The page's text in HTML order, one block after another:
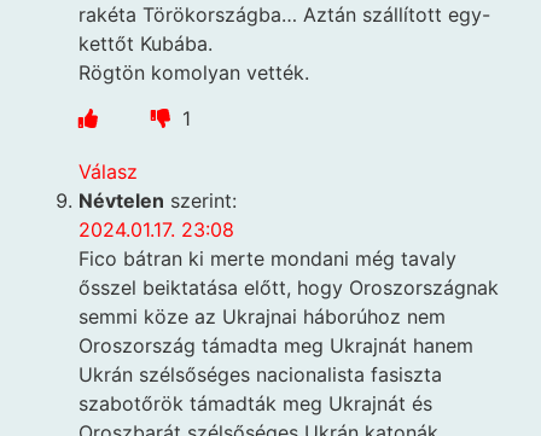
rakéta Törökországba… Aztán szállított egy-
kettőt Kubába.
Rögtön komolyan vették.
1
Válasz
Névtelen szerint:
2024.01.17. 23:08
Fico bátran ki merte mondani még tavaly
ősszel beiktatása előtt, hogy Oroszországnak
semmi köze az Ukrajnai háborúhoz nem
Oroszország támadta meg Ukrajnát hanem
Ukrán szélsőséges nacionalista fasiszta
szabotőrök támadták meg Ukrajnát és